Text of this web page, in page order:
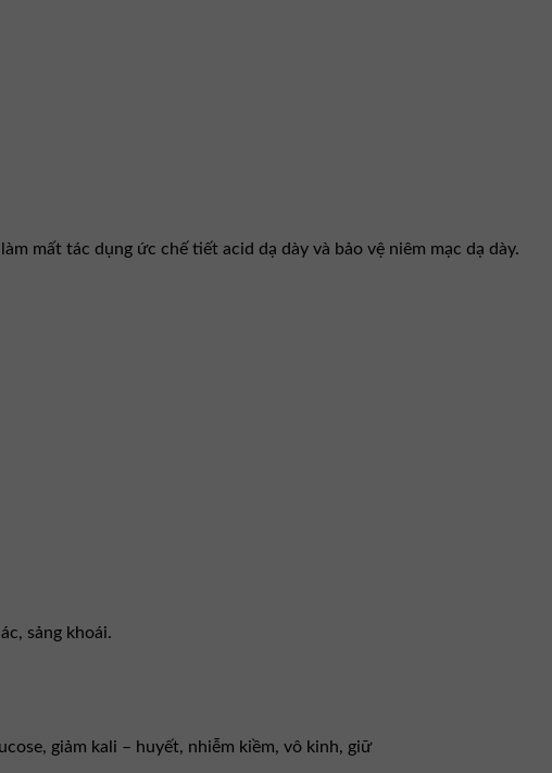
mất tác dụng ức chế tiết acid dạ dày và bảo vệ niêm mạc dạ dày.
sảng khoái.
giảm kali – huyết, nhiễm kiềm, vô kinh, giữ